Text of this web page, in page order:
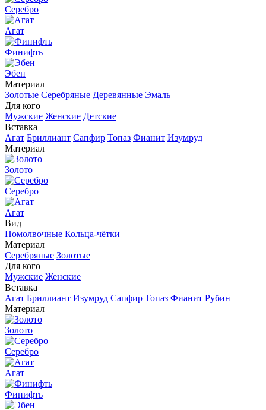
Серебро
Агат
Финифть
Эбен
Материал
Золотые Серебряные Деревянные Эмаль
Для кого
Мужские Женские Детские
Вставка
Агат Бриллиант Сапфир Топаз Фианит Изумруд
Материал
Золото
Серебро
Агат
Вид
Помолвочные Кольца-чётки
Материал
Серебряные Золотые
Для кого
Мужские Женские
Вставка
Агат Бриллиант Изумруд Сапфир Топаз Фианит Рубин
Материал
Золото
Серебро
Агат
Финифть